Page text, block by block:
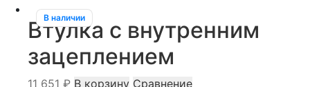
В наличии
Втулка с внутренним
зацеплением
11 651 ₽ В корзину Сравнение